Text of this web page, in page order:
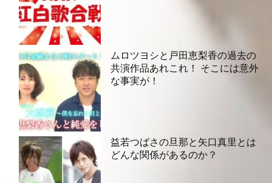
ムロツヨシと戸田恵梨香の過去の
共演作品あれこれ！ そこには意外
な事実が！
益若つばさの旦那と矢口真里とは
どんな関係があるのか？